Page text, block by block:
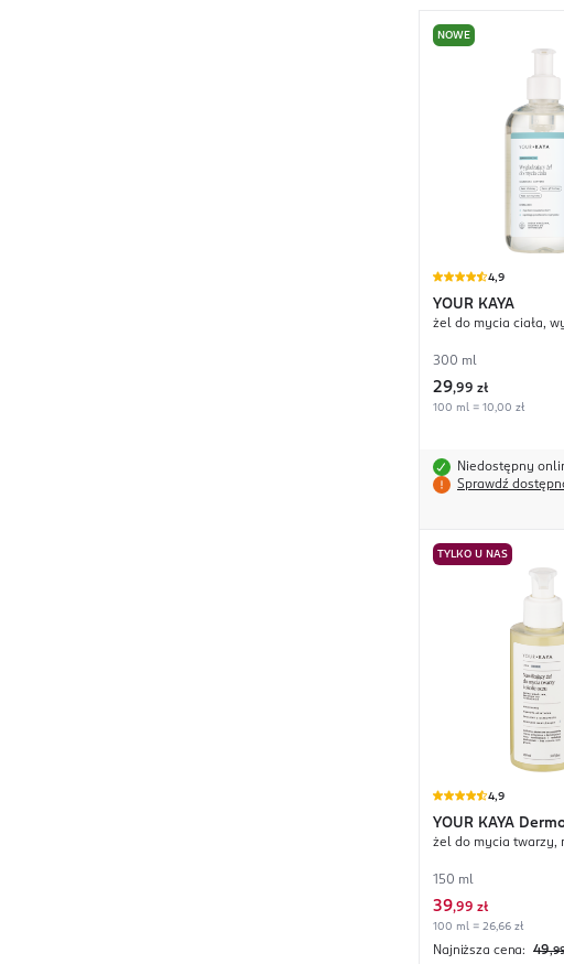
NOWE
4,9
YOUR KAYA
żel do mycia ciała,
300 ml
29,99 zł
100 ml = 10,00 zł
Niedostępny
Sprawdź
TYLKO U NAS
4,9
YOUR KAYA
żel do mycia twarzy,
150 ml
39,99 zł
100 ml = 26,66 zł
Najniższa cena: 49